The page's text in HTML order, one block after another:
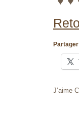
J’aime